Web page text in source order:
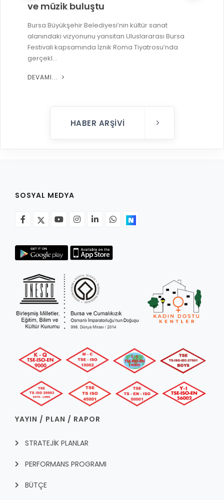
ve müzik buluştu
Bursa Büyükşehir Belediyesi’nin kültür sanat
alanındaki vizyonunu yansıtan Uluslararası Bursa
Festivali kapsamında İznik Roma Tiyatrosu’nda
gerçekl...
DEVAMI...
HABER ARŞIVI
SOSYAL MEDYA
YAYIN / PLAN / RAPOR
STRATEJİK PLANLAR
PERFORMANS PROGRAMI
BÜTÇE